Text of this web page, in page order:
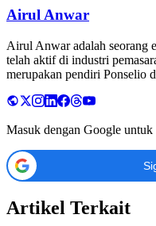
Airul Anwar
Airul Anwar adalah seorang
telah aktif di industri
merupakan pendiri Ponselio
Masuk dengan Google untuk
Artikel Terkait